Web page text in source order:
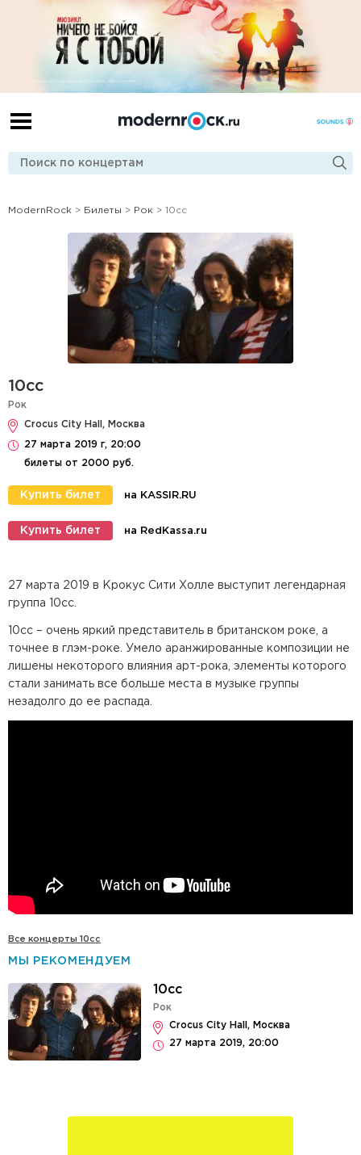
ModernRock > Билеты > Рок > 10cc
10cc
Рок
Crocus City Hall, Москва
27 марта 2019 г, 20:00
билеты от 2000 руб.
Купить билет на KASSIR.RU
Купить билет на RedKassa.ru
27 марта 2019 в Крокус Сити Холле выступит легендарная
группа 10cc.
10cc – очень яркий представитель в британском роке, а
точнее в глэм-роке. Умело аранжированные композиции не
лишены некоторого влияния арт-рока, элементы которого
стали занимать все больше места в музыке группы
незадолго до ее распада.
Все концерты 10cc
МЫ РЕКОМЕНДУЕМ
10cc
Рок
Crocus City Hall, Москва
27 марта 2019, 20:00